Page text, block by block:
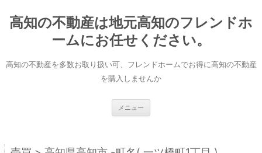
テ
ン
キ
ッ
高知の不動産は地元高知のフレンドホ
ームにお任せください。
高知の不動産を多数お取り扱い可、フレンドホームでお得に高知の不動産
を購入しませんか
メニュー